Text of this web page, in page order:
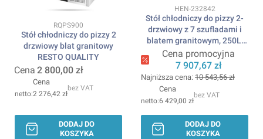
Kod produktu
RQPS900
Stół chłodniczy do pizzy 2
drzwiowy blat granitowy
RESTO QUALITY
Cena 2 800,00 zł
Cena
2 276,42 zł
bez VAT
DODAJ DO
KOSZYKA
Kod produktu
HEN-232842
Stół chłodniczy do pizzy 2-
drzwiowy z 7 szufladami i
blatem granitowym, 250L,
230V/250W,
2020x802x(H)1000mm
ARKTIC
Cena promocyjna
7 907,67 zł
Najniższa cena: 10 543,56 zł
Cena
6 429,00 zł
bez VAT
DODAJ DO
KOSZYKA